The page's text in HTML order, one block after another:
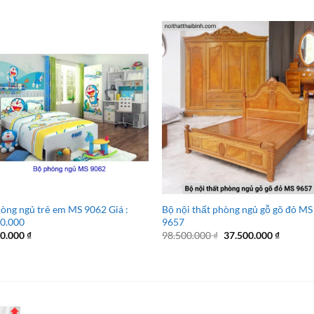
ngủ trẻ em MS 9062 Giá :
₫
Bộ nội thất phòng ngủ gỗ gõ đỏ MS
9657
98.500.000₫ Giá
37.500.000₫Giá